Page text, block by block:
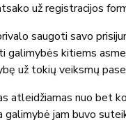
už registracijos
saugoti savo
galimybės kitiems
už tokių veiksmų
atleidžiamas nuo bet
galimybė jam buvo